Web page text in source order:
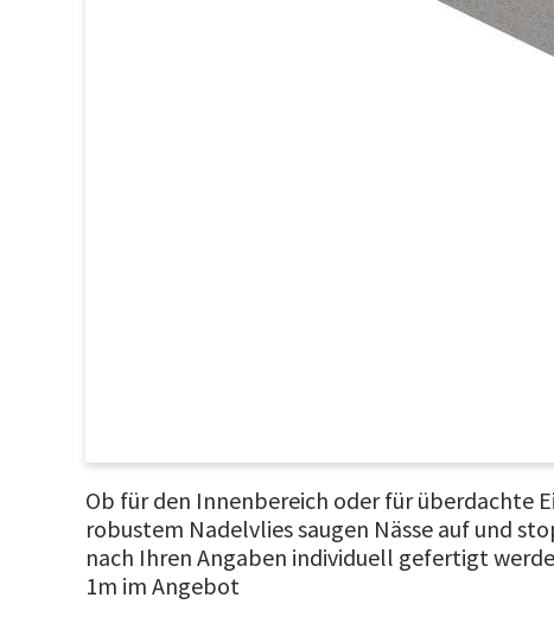
Ob für den Innenbereich oder für überdachte
robustem Nadelvlies saugen Nässe auf und
nach Ihren Angaben individuell gefertigt
1m im Angebot